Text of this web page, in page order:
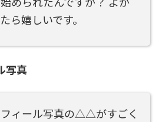
ら嬉しいです。
写真
ィール写真の△△がすごく